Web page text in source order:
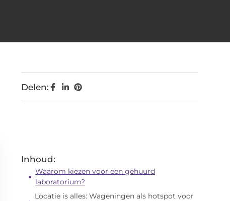
Delen:
Inhoud:
Waarom kiezen voor een gehuurd
laboratorium?
Locatie is alles: Wageningen als hotspot voor